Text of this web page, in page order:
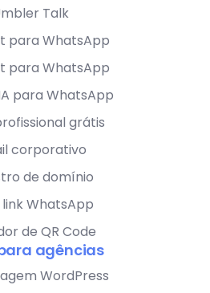
Talk
para WhatsApp
para WhatsApp
para WhatsApp
grátis
corporativo
de domínio
WhatsApp
de QR Code
agências
WordPress